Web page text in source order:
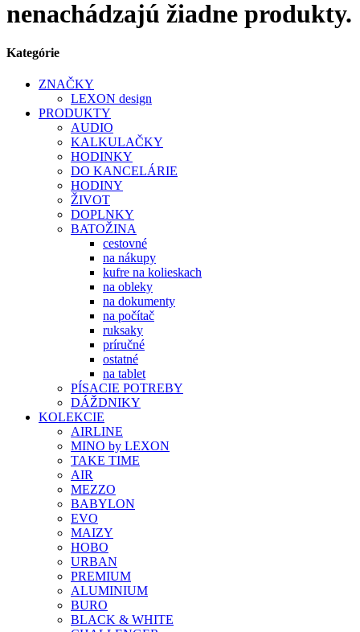
nenachádzajú žiadne produkty.
Kategórie
ZNAČKY
LEXON design
PRODUKTY
AUDIO
KALKULAČKY
HODINKY
DO KANCELÁRIE
HODINY
ŽIVOT
DOPLNKY
BATOŽINA
cestovné
na nákupy
kufre na kolieskach
na obleky
na dokumenty
na počítač
ruksaky
príručné
ostatné
na tablet
PÍSACIE POTREBY
DÁŽDNIKY
KOLEKCIE
AIRLINE
MINO by LEXON
TAKE TIME
AIR
MEZZO
BABYLON
EVO
MAIZY
HOBO
URBAN
PREMIUM
ALUMINIUM
BURO
BLACK & WHITE